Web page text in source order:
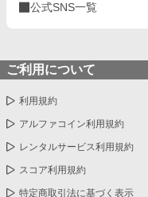
の最下
ップ
した。
公式SNS一覧
ご利用について
利用規約
アルファコイン利用規約
レンタルサービス利用規約
スコア利用規約
特定商取引法に基づく表示